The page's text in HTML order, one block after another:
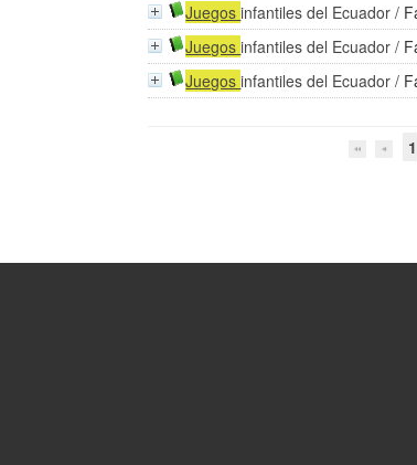
Juegosinfantiles del Ecuador /
Juegosinfantiles del Ecuador /
Juegosinfantiles del Ecuador /
1